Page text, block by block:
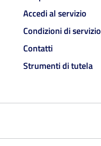
Accedi al servizio
Condizioni di servizio
Contatti
Strumenti di tutela